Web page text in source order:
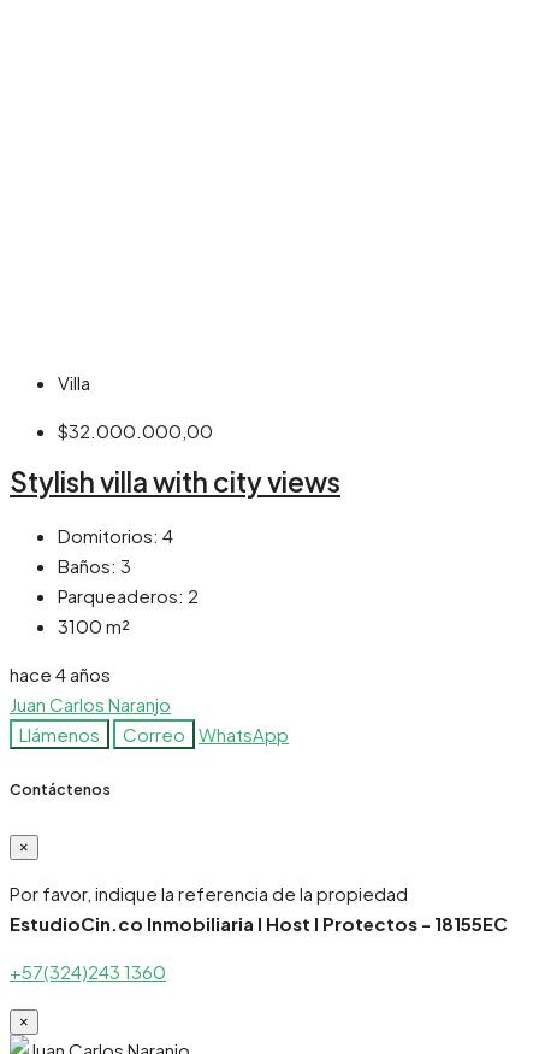
Villa
$32.000.000,00
Stylish villa with city views
Domitorios: 4
Baños: 3
Parqueaderos: 2
3100 m²
hace 4 años
Juan Carlos Naranjo
Llámenos
Correo WhatsApp
Contáctenos
×
Por favor, indique la referencia de la propiedad
EstudioCin.co Inmobiliaria I Host I Protectos - 18155EC
+57(324)243 1360
×